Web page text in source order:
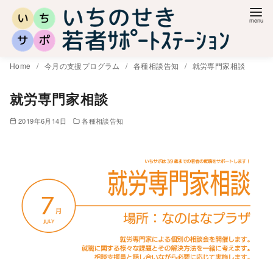
Home 今月の支援プログラム 各種相談告知 就労専門家相談
就労専門家相談
2019年6月14日 各種相談告知